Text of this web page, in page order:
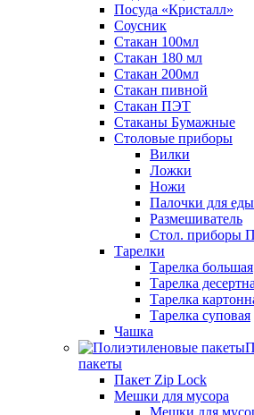
Посуда «Кристалл»
Соусник
Стакан 100мл
Стакан 180 мл
Стакан 200мл
Стакан пивной
Стакан ПЭТ
Стаканы Бумажные
Столовые приборы
Вилки
Ложки
Ножи
Палочки для еды
Размешиватель
Стол. приборы
Тарелки
Тарелка большая
Тарелка
Тарелка
Тарелка суповая
Чашка
пакеты
Пакет Zip Lock
Мешки для мусора
Мешки для